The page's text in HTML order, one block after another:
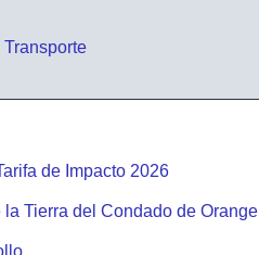
Transporte
de Impacto 2026
Tierra del Condado de Orange